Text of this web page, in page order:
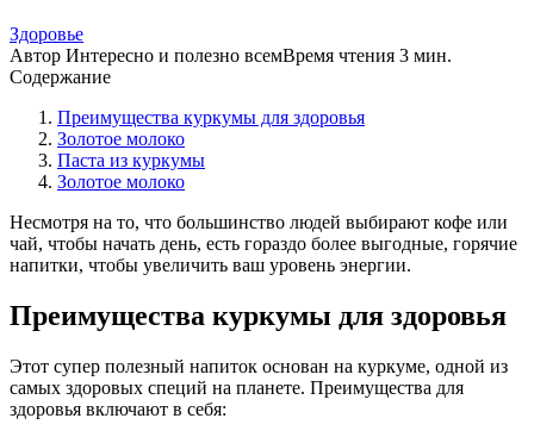
Здоровье
Автор Интересно и полезно всемВремя чтения 3 мин.
Содержание
Преимущества куркумы для здоровья
Золотое молоко
Паста из куркумы
Золотое молоко
Несмотря на то, что большинство людей выбирают кофе или
чай, чтобы начать день, есть гораздо более выгодные, горячие
напитки, чтобы увеличить ваш уровень энергии.
Преимущества куркумы для здоровья
Этот супер полезный напиток основан на куркуме, одной из
самых здоровых специй на планете. Преимущества для
здоровья включают в себя: